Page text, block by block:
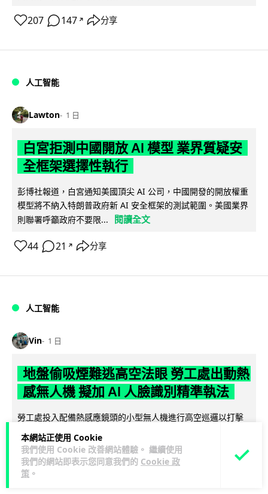
本網站正使用 Cookie
我們使用 Cookie 改善網站體驗。 繼續使用
我們的網站即表示您同意我們的 Cookie 政
策 。
207 147 ↗ 分享
人工智能
Lawton 1 日
白宮拒測中國開放 AI 模型 業界質疑安
全框架選擇性執行
彭博社報道，白宮通知美國頂尖 AI 公司，中國開發的開放權重
模型將不納入特朗普政府新 AI 安全框架的測試範圍。美國業界
則聯署呼籲政府不要限...
閱讀全文
44 21 ↗ 分享
人工智能
Vin 1 日
地盤偷吸煙難逃高空法眼 勞工處出動熱
感無人機 擬加 AI 人臉識別精準執法
勞工處投入配備熱感應鏡頭的小型無人機進行高空巡邏以打擊
地盤違例吸煙，並正研究於未來一年內引入 AI 人臉識別與行為
分析功能，結合三大技術進一...
閱讀全文
248